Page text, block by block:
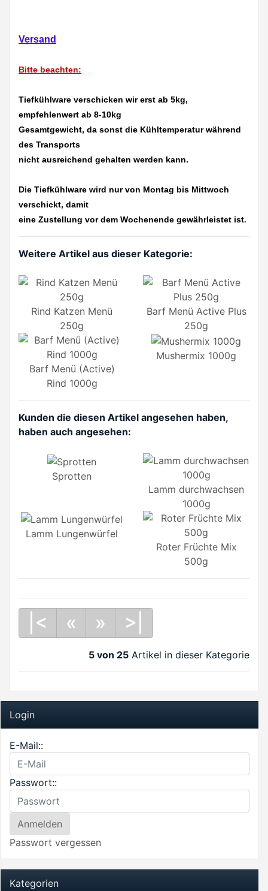
Versand
Bitte beachten:
Tiefkühlware verschicken wir erst ab 5kg,
empfehlenwert ab 8-10kg
Gesamtgewicht, da sonst die Kühltemperatur während
des Transports
nicht ausreichend gehalten werden kann.
Die Tiefkühlware wird nur von Montag bis Mittwoch
verschickt, damit
eine Zustellung vor dem Wochenende gewährleistet ist.
Weitere Artikel aus dieser Kategorie:
Rind Katzen Menü
250g
Barf Menü Active Plus
250g
Barf Menü (Active)
Rind 1000g
Mushermix 1000g
Kunden die diesen Artikel angesehen haben,
haben auch angesehen:
Sprotten
Lamm durchwachsen
1000g
Lamm Lungenwürfel
Roter Früchte Mix
500g
|< « » >|
5 von 25 Artikel in dieser Kategorie
Login
E-Mail::
Passwort::
Passwort vergessen
Kategorien